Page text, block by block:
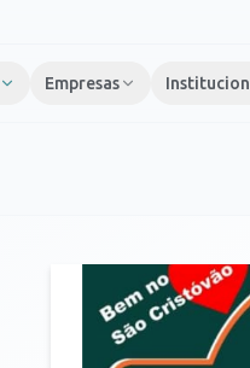
Empresas